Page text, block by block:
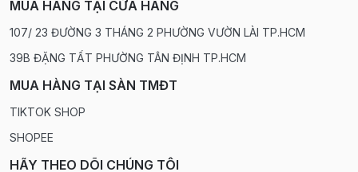
MUA HÀNG TẠI CỬA HÀNG
107/ 23 ĐƯỜNG 3 THÁNG 2 PHƯỜNG VƯỜN LÀI TP.HCM
39B ĐẶNG TẤT PHƯỜNG TÂN ĐỊNH TP.HCM
MUA HÀNG TẠI SÀN TMĐT
TIKTOK SHOP
SHOPEE
HÃY THEO DÕI CHÚNG TÔI